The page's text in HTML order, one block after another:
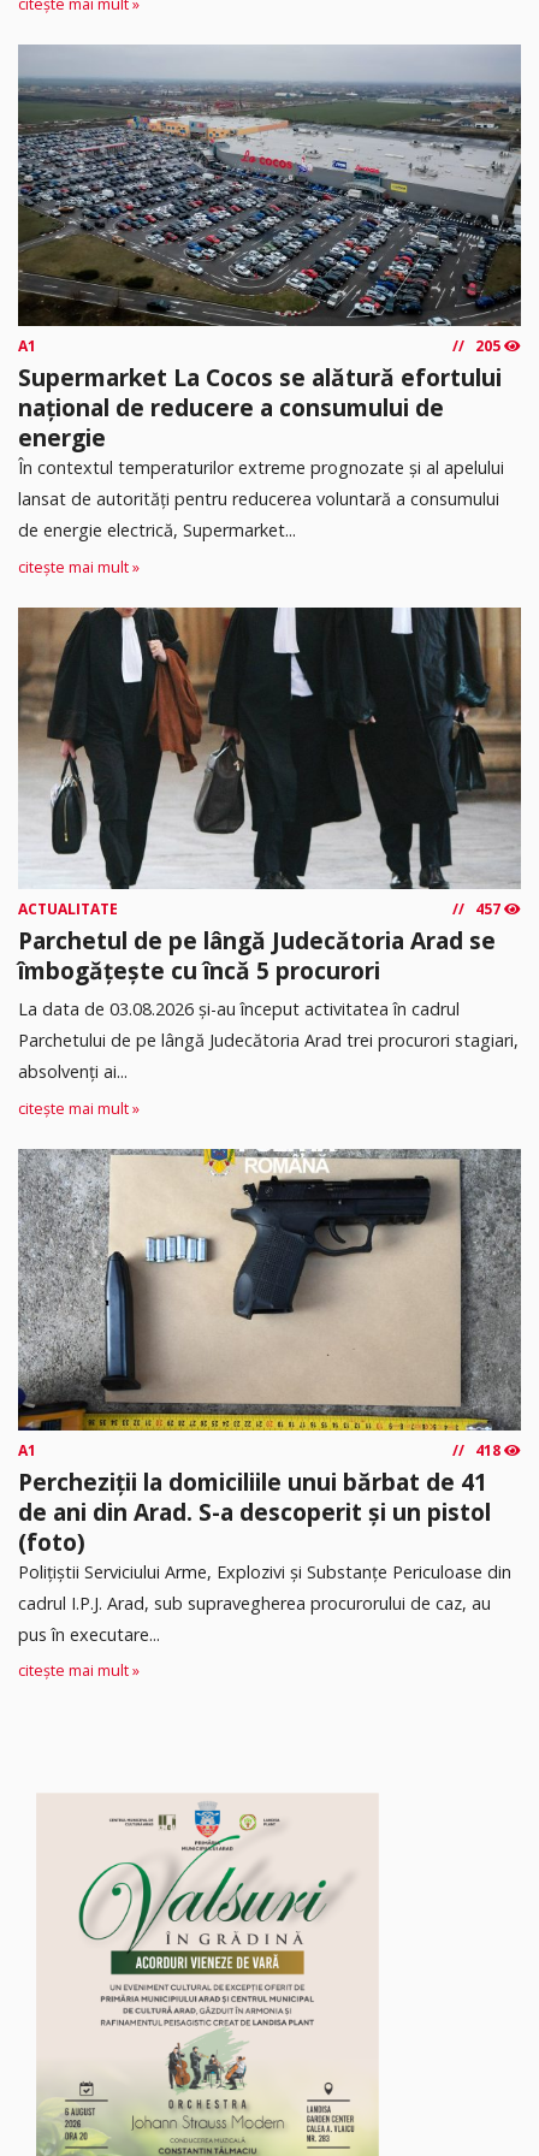
citește mai mult »
A1 205
Supermarket La Cocos se alătură efortului
național de reducere a consumului de
energie
În contextul temperaturilor extreme prognozate și al apelului
lansat de autorități pentru reducerea voluntară a consumului
de energie electrică, Supermarket...
citește mai mult »
ACTUALITATE 457
Parchetul de pe lângă Judecătoria Arad se
îmbogățește cu încă 5 procurori
La data de 03.08.2026 şi-au început activitatea în cadrul
Parchetului de pe lângă Judecătoria Arad trei procurori stagiari,
absolvenţi ai...
citește mai mult »
A1 418
Percheziții la domiciliile unui bărbat de 41
de ani din Arad. S-a descoperit și un pistol
(foto)
Polițiștii Serviciului Arme, Explozivi și Substanțe Periculoase din
cadrul I.P.J. Arad, sub supravegherea procurorului de caz, au
pus în executare...
citește mai mult »